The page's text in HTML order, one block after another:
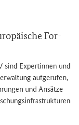
For­
sind Ex­per­tin­nen und
auf­ge­ru­fen,
und An­sät­ze